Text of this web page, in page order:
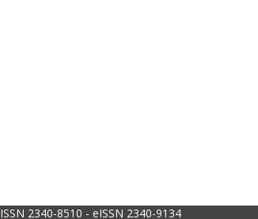
ISSN 2340-8510 - eISSN 2340-9134